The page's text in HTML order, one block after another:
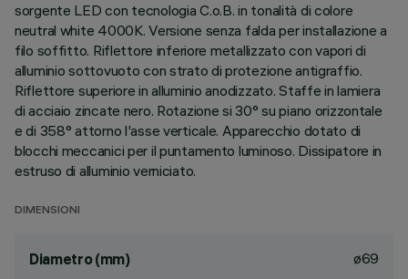
sorgente LED con tecnologia C.o.B. in tonalità di colore
neutral white 4000K. Versione senza falda per installazione a
filo soffitto. Riflettore inferiore metallizzato con vapori di
alluminio sottovuoto con strato di protezione antigraffio.
Riflettore superiore in alluminio anodizzato. Staffe in lamiera
di acciaio zincate nero. Rotazione si 30° su piano orizzontale
e di 358° attorno l'asse verticale. Apparecchio dotato di
blocchi meccanici per il puntamento luminoso. Dissipatore in
estruso di alluminio verniciato.
DIMENSIONI
Diametro (mm) ø69